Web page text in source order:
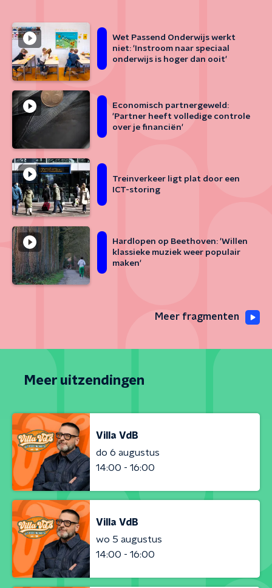
Wet Passend Onderwijs werkt
niet: 'Instroom naar speciaal
onderwijs is hoger dan ooit'
Economisch partnergeweld:
'Partner heeft volledige controle
over je financiën'
Treinverkeer ligt plat door een
ICT-storing
Hardlopen op Beethoven: 'Willen
klassieke muziek weer populair
maken'
Meer fragmenten
Meer uitzendingen
Villa VdB
do 6 augustus
14:00 - 16:00
Villa VdB
wo 5 augustus
14:00 - 16:00